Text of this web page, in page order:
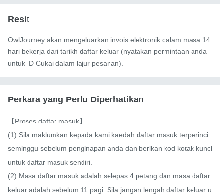
Resit
OwlJourney akan mengeluarkan invois elektronik dalam masa 14
hari bekerja dari tarikh daftar keluar (nyatakan permintaan anda
untuk ID Cukai dalam lajur pesanan).
Perkara yang Perlu Diperhatikan
【Proses daftar masuk】
(1) Sila maklumkan kepada kami kaedah daftar masuk terperinci
seminggu sebelum penginapan anda dan berikan kod kotak kunci
untuk daftar masuk sendiri.
(2) Masa daftar masuk adalah selepas 4 petang dan masa daftar
keluar adalah sebelum 11 pagi. Sila jangan lengah daftar keluar u